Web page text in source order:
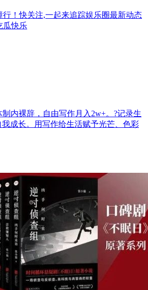
行！快关注,一起来追踪娱乐圈最新动态
瓜快乐
制内裸辞，自由写作月入2w+。?记录生
我成长。用写作给生活赋予光芒、色彩